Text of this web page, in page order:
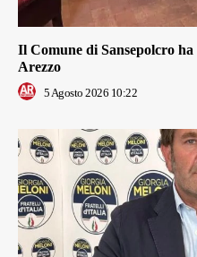
Il Comune di Sansepolcro
Arezzo
5 Agosto 2026 10:22